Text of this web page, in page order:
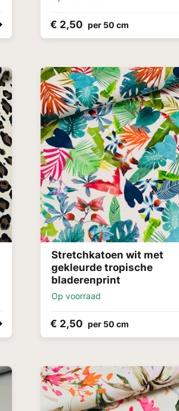
€ 2,50 per 50 cm
Stretchkatoen wit met
gekleurde tropische
bladerenprint
Op voorraad
€ 2,50 per 50 cm